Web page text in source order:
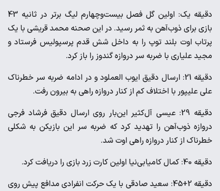
دقیقه یک: اولین گل فصل بیست‌و‌چهارم لیگ برتر در ثانیه 43
بازی برای ذوب‌آهن به ثمر رسید. در این صحنه محمد قریشی با یک
پرتاب‌ اوت بلند توپ را به داخل شش قدم پرسپولیس فرستاد و
مجید علیاری با ضربه سر دروازه گندوز را باز کرد.
دقیقه 21: ارسال دقیق ایوب العملود و در ادامه ضربه سر خطرناک
علی علیپور با اختلاف کم از کنار دروازه راهی به بیرون رفت.
دقیقه 29: عیسی آل‌کثیر این‌بار روی ارسال دقیق فرشاد فرجی
دروازه ذوب‌آهن را تهدید کرد که ضربه سر این بازیکن به شکلی
خطرناک از کنار دروازه راهی اوت شد.
دقیقه 40: کمال کامیابی‌نیا اولین کارت زرد بازی را دریافت کرد.
دقیقه 2+45: سعید صادقی با یک حرکت انفرادی مدافع پیش روی